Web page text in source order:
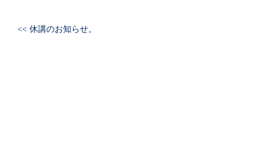
<< 休講のお知らせ。